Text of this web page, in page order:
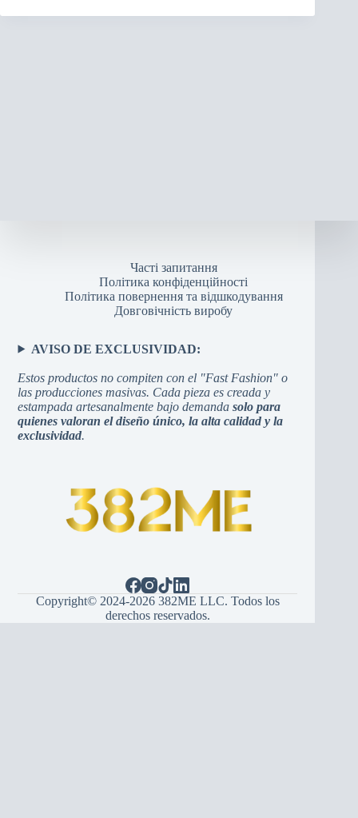
Часті запитання
Політика конфіденційності
Політика повернення та відшкодування
Довговічність виробу
AVISO DE EXCLUSIVIDAD:
Estos productos no compiten con el "Fast Fashion" o
las producciones masivas. Cada pieza es creada y
estampada artesanalmente bajo demandasolo para
quienes valoran el diseño único, la alta calidad y la
exclusividad.
Copyright© 2024-2026 382ME LLC. Todos los
derechos reservados.